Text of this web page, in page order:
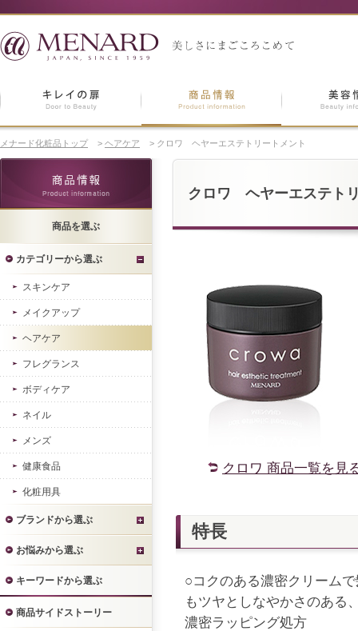
メナード化粧品トップ > ヘアケア > クロワ ヘヤーエステトリートメント
クロワ ヘヤーエステト
クロワ 商品一覧を見
特長
○コクのある濃密クリーム
もツヤとしなやかさのある
濃密ラッピング処方
商品を選ぶ
カテゴリーから選ぶ
スキンケア
メイクアップ
ヘアケア
フレグランス
ボディケア
ネイル
メンズ
健康食品
化粧用具
ブランドから選ぶ
お悩みから選ぶ
キーワードから選ぶ
商品サイドストーリー